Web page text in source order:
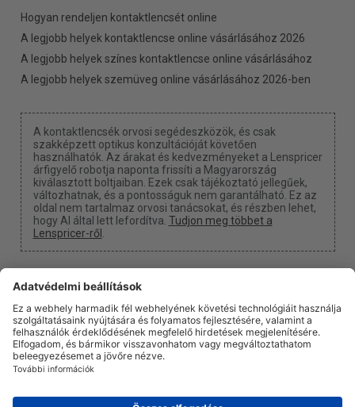
Hogyan rendeljen kontaktlencsét online
A legjobb helyek kontaktlencse online vásárlásához 2026
A legjobb helyek színes kontaktlencse online vásárlásához
A legjobb helyek szemüveg online vásárlásához 2026-ben
A kontaktlencsék orvosi segédeszközök, és csak
szakképzett optikus konzultációját követően
használhatók. Az árakat és kedvezményeket a Lenspricer
árfigyelő robotja naponta frissíti a Magyarország
kiválasztott boltjaiban. Ezek csak tájékoztató jellegűek,
változhatnak, és a pontosságuk nem garantálható. Ez az
oldal nem tartalmaz orvosi tanácsokat, és részben lehet,
hogy AI által lett lefordítva. Tudjon meg többet a
Lenspricer-ről .
Süti beállítások
Kapunk egy jutalékot, ha a linkjeinken keresztül vásárol
RólunkHírekInformációAdatvédelmi politikaJogi